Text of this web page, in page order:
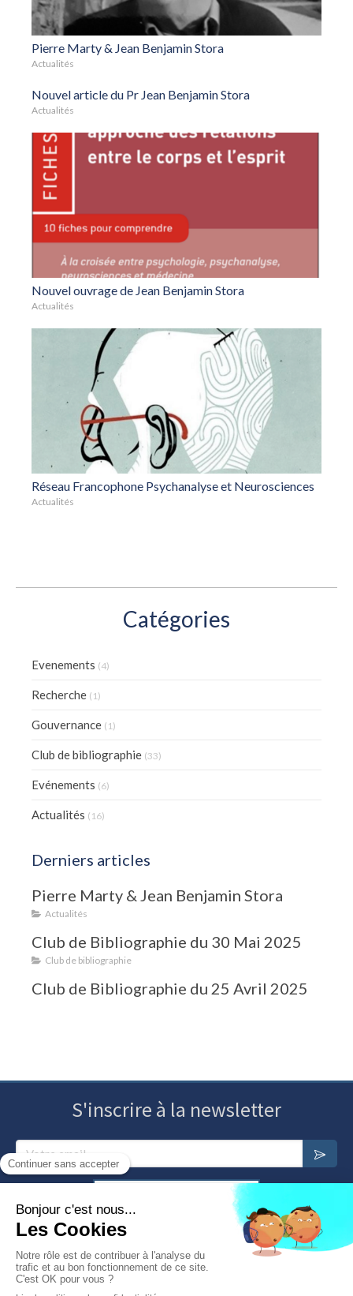
Pierre Marty & Jean Benjamin Stora
Actualités
Nouvel article du Pr Jean Benjamin Stora
Actualités
Nouvel ouvrage de Jean Benjamin Stora
Actualités
Réseau Francophone Psychanalyse et Neurosciences
Actualités
Catégories
Evenements (4)
Recherche (1)
Gouvernance (1)
Club de bibliographie (33)
Evénements (6)
Actualités (16)
Derniers articles
Pierre Marty & Jean Benjamin Stora
Actualités
Club de Bibliographie du 30 Mai 2025
Club de bibliographie
Club de Bibliographie du 25 Avril 2025
S'inscrire à la newsletter
Votre email
Annuaire des psychosomaticiens